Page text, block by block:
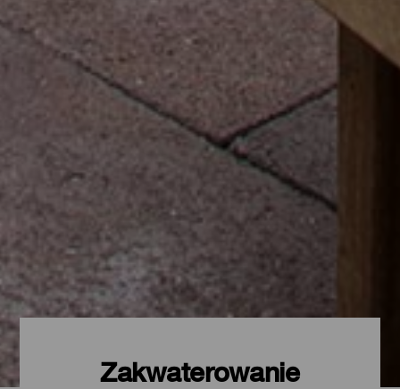
Zakwaterowanie